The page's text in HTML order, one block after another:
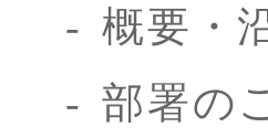
概要・
部署の